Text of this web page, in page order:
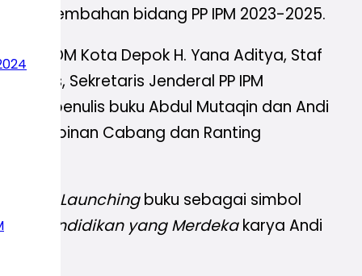
persembahan bidang PP IPM 2023-2025.
PDM Kota Depok H. Yana Aditya, Staf
Muis, Sekretaris Jenderal PP IPM
para penulis buku Abdul Mutaqin dan Andi
Pimpinan Cabang dan Ranting
Launchingbuku sebagai simbol
Pendidikan yang Merdekakarya Andi